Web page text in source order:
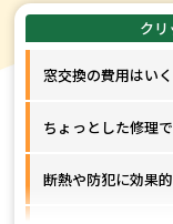
窓交換の費用はい
ちょっとした修理
断熱や防犯に効果